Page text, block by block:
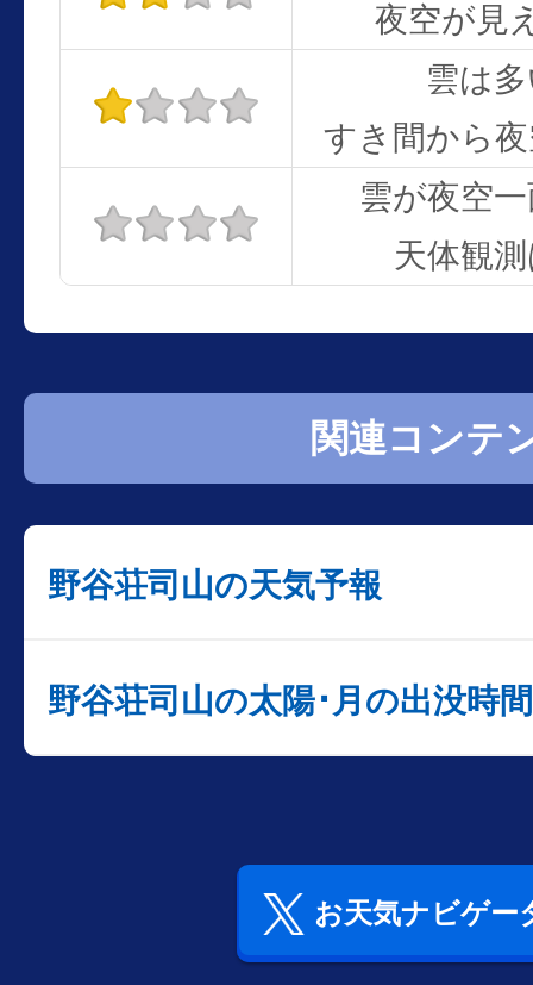
夜空が見
雲は
すき間から
雲が夜空
天体観
関連コンテ
野谷荘司山の天気予報
野谷荘司山の太陽･月の出没時間
お天気ナビゲー